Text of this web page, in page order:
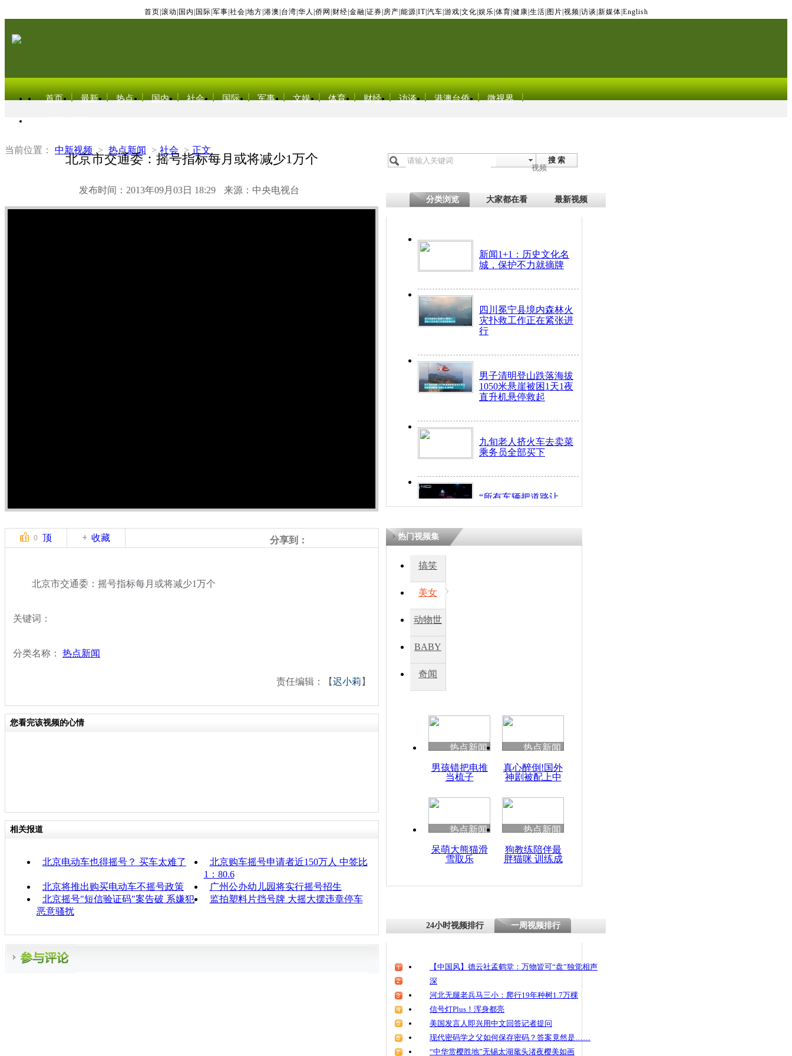
首页 滚动 国内 国际 军事 社会 地方 港澳 台湾 华人 侨网 财经 金融 证券 房产 能源 IT| 汽车 游戏 文化 娱乐 体育 健康 生活 图片 视频 访谈 新媒体 English
首页 最新 热点 国内 社会 国际 军事 文娱 体育 财经 访谈 港澳台侨 微视界
当前位置： 中新视频 > 热点新闻 > 社会 > 正文
北京市交通委：摇号指标每月或将减少1万个
发布时间：2013年09月03日 18:29 来源：中央电视台
搜 索
视频
分类浏览 大家都在看 最新视频
新闻1+1：历史文化名
城，保护不力就摘牌
四川冕宁县境内森林火
灾扑救工作正在紧张进
行
男子清明登山跌落海拔
1050米悬崖被困1天1夜
直升机悬停救起
九旬老人挤火车去卖菜
乘务员全部买下
“所有车辆把道路让
开！”儿童突发疾病交
四川兴文苗乡上万人欢
度苗族花山节
清明祭英烈 哀思悼忠
北京市交通委：摇号指
0 顶 收藏 分享到：
北京市交通委：摇号指标每月或将减少1万个
关键词：
分类名称： 热点新闻
责任编辑：【迟小莉 】
您看完该视频的心情
相关报道
北京电动车也得摇号？ 买车太难了
北京购车摇号申请者近150万人 中签比
1：80.6
北京将推出购买电动车不摇号政策
广州公办幼儿园将实行摇号招生
北京摇号"短信验证码"案告破 系嫌犯
恶意骚扰
监拍塑料片挡号牌 大摇大摆违章停车
热门视频集
搞笑
美女
动物世
BABY
秀
奇闻
热点新闻
男孩错把电推
当梳子
热点新闻
真心醉倒!国外
神剧被配上中
热点新闻
呆萌大熊猫滑
雪取乐
热点新闻
狗教练陪伴最
胖猫咪 训练成
24小时视频排行 一周视频排行
【中国风】德云社孟鹤堂：万物皆可“盘”独觉相声
深
河北无腿老兵马三小：爬行19年种树1.7万棵
信号灯Plus！浑身都亮
美国发言人即兴用中文回答记者提问
现代密码学之父如何保存密码？答案竟然是……
“中华赏樱胜地”无锡太湖鼋头渚夜樱美如画